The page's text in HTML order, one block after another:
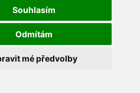
Souhlasím
Odmítám
mé předvolby
HK
fakulta v